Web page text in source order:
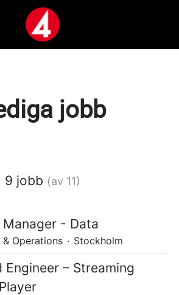
jobb
9 jobb (av 11)
Manager - Data
Operations · Stockholm
Engineer – Streaming